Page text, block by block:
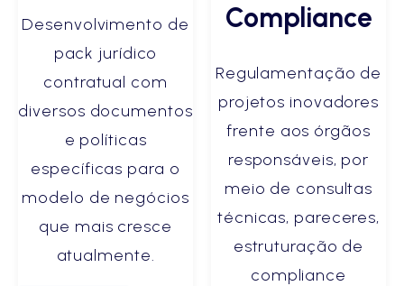
Desenvolvimento de
pack jurídico
contratual com
diversos documentos
e políticas
específicas para o
modelo de negócios
que mais cresce
atualmente.
Compliance
Regulamentação de
projetos inovadores
frente aos órgãos
responsáveis, por
meio de consultas
técnicas, pareceres,
estruturação de
compliance